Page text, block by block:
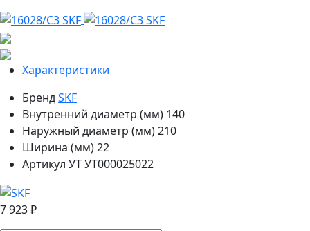
Характеристики
БрендSKF
Внутренний диаметр (мм) 140
Наружный диаметр (мм)210
Ширина (мм)22
Артикул УТУТ000025022
7 923 ₽